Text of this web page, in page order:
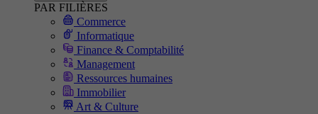
PAR FILIÈRES
Commerce
Informatique
Finance & Comptabilité
Management
Ressources humaines
Immobilier
Art & Culture